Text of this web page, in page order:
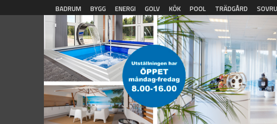
Hoppa till huvudinnehåll
BADRUM BYGG ENERGI GOLV KÖK POOL TRÄDGÅRD